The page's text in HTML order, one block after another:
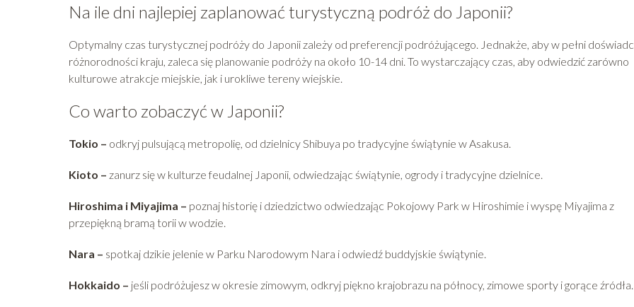
Na ile dni najlepiej zaplanować turystyczną podróż do Japonii?
Optymalny czas turystycznej podróży do Japonii zależy od preferencji podróżującego. Jednakże, aby w pełni
różnorodności kraju, zaleca się planowanie podróży na około 10-14 dni. To wystarczający czas, aby odwiedzić zarówno
kulturowe atrakcje miejskie, jak i urokliwe tereny wiejskie.
Co warto zobaczyć w Japonii?
Tokio – odkryj pulsującą metropolię, od dzielnicy Shibuya po tradycyjne świątynie w Asakusa.
Kioto – zanurz się w kulturze feudalnej Japonii, odwiedzając świątynie, ogrody i tradycyjne dzielnice.
Hiroshima i Miyajima – poznaj historię i dziedzictwo odwiedzając Pokojowy Park w Hiroshimie i wyspę Miyajima z
przepiękną bramą torii w wodzie.
Nara – spotkaj dzikie jelenie w Parku Narodowym Nara i odwiedź buddyjskie świątynie.
Hokkaido – jeśli podróżujesz w okresie zimowym, odkryj piękno krajobrazu na północy, zimowe sporty i gorące źródła.